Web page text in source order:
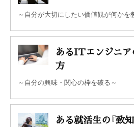
～自分が大切にしたい価値観が何かを
あるITエンジニア
方
～自分の興味・関心の枠を破る～
ある就活生の『致